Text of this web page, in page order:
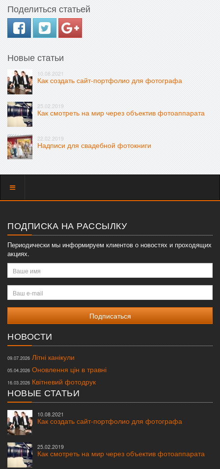
Поделиться статьей
Новые статьи
10.08.2021
Как создать сайт-портфолио для фотографа
25.02.2019
Как смотреть на мир через объектив фотоаппарата
22.02.2019
Надписи для свадебной фотокниги
Показать
ПОДПИСКА НА РАССЫЛКУ
Периодически мы информируем клиентов о новостях и проходящих
акциях.
Ваше
имя
Ваш
e-
mail
НОВОСТИ
09.07.2026 Літні канікули
05.04.2026 Оновлення цін в травні
16.03.2026 Квітневий фотодрук
НОВЫЕ СТАТЬИ
10.08.2021
Как создать сайт-портфолио для фотографа
25.02.2019
Как смотреть на мир через объектив фотоаппарата